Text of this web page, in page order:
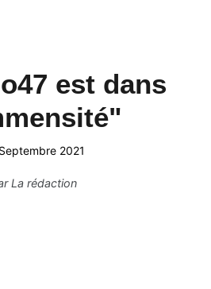
est dans
2021
La rédaction